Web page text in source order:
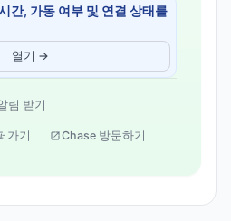
간, 가동 여부 및 연결 상태를
열기 →
림 받기
가기 Chase 방문하기